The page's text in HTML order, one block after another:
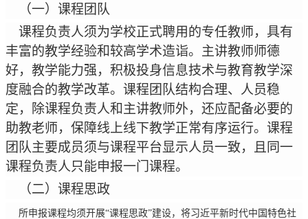
（一）课程团队
课程负责人须为学校正式聘用的专任教师，具有
丰富的教学经验和较高学术造诣。主讲教师师德
好，教学能力强，积极投身信息技术与教育教学深
度融合的教学改革。课程团队结构合理、人员稳
定，除课程负责人和主讲教师外，还应配备必要的
助教老师，保障线上线下教学正常有序运行。课程
团队主要成员须与课程平台显示人员一致，且同一
课程负责人只能申报一门课程。
（二）课程思政
所申报课程均须开展“课程思政”建设，将习近平新时代中国特色社